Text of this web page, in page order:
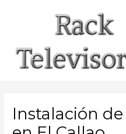
Instalación de